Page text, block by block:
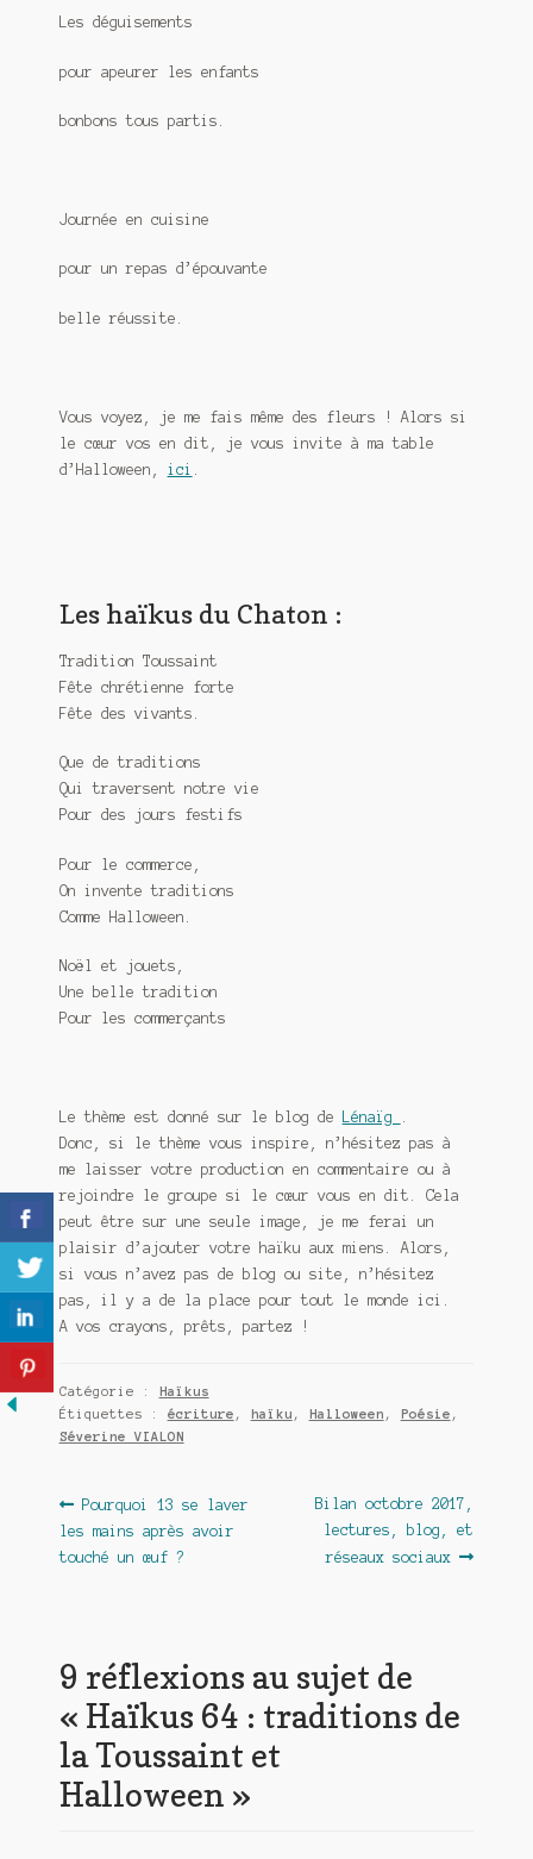
Les déguisements
pour apeurer les enfants
bonbons tous partis.
Journée en cuisine
pour un repas d’épouvante
belle réussite.
Vous voyez, je me fais même des fleurs ! Alors si
le cœur vos en dit, je vous invite à ma table
d’Halloween, ici
Les haïkus du Chaton :
Tradition Toussaint
Fête chrétienne forte
Fête des vivants.
Que de traditions
Qui traversent notre vie
Pour des jours festifs
Pour le commerce,
On invente traditions
Comme Halloween.
Noël et jouets,
Une belle tradition
Pour les commerçants
Le thème est donné sur le blog de Lénaïg
Donc, si le thème vous inspire, n’hésitez pas à
me laisser votre production en commentaire ou à
rejoindre le groupe si le cœur vous en dit. Cela
peut être sur une seule image, je me ferai un
plaisir d’ajouter votre haïku aux miens. Alors,
si vous n’avez pas de blog ou site, n’hésitez
pas, il y a de la place pour tout le monde ici.
A vos crayons, prêts, partez !
Catégorie : Haïkus
Étiquettes : écriture , haïku , Halloween , Poésie ,
Séverine VIALON
Navigation
de
Article
précédent :
Pourquoi 13 se laver
les mains après avoir
touché un œuf ?
Article
suivant :
Bilan octobre 2017,
lectures, blog, et
réseaux sociaux
9 réflexions au sujet de
« Haïkus 64 : traditions de
la Toussaint et
Halloween »